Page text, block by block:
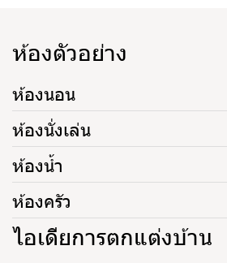
ห้องตัวอย่าง
ห้องนอน
ห้องนั่งเล่น
ห้องน้ำ
ห้องครัว
ไอเดียการตกแต่งบ้าน